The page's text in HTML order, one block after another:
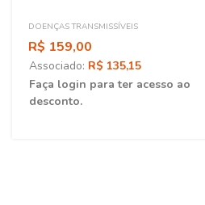
DOENÇAS TRANSMISSÍVEIS
R$ 159,00
Associado: R$ 135,15
Faça login para ter acesso ao
desconto.